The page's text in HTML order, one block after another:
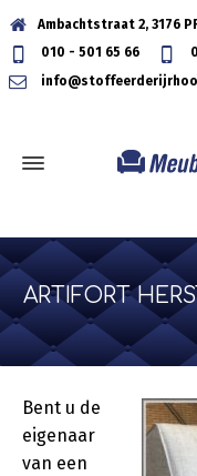
Ambachtstraat 2, 3176
010 - 501 65 66
ARTIFORT
Bent u de
eigenaar
van een